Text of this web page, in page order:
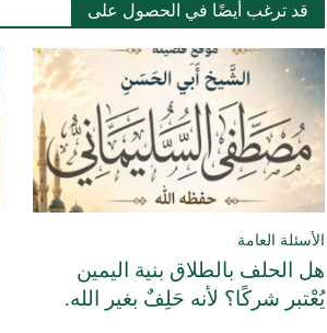
قد ترغب أيضًا في الحصول على
الأسئلة العامة
هل الحلف بالطلاق بنية اليمين
يُعْتبر شركًا؟ لأنه حَلِفٌ بغير الله.